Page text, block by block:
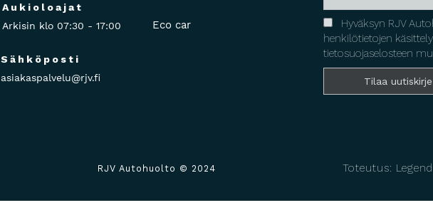
Aukioloajat
Arkisin klo 07:30 - 17:00
Sähköposti
asiakaspalvelu@rjv.fi
Eco car
Hyväksyn RJV
henkilötietojen
tietosuojaselosteen
RJV Autohuolto © 2024 Toteutus: